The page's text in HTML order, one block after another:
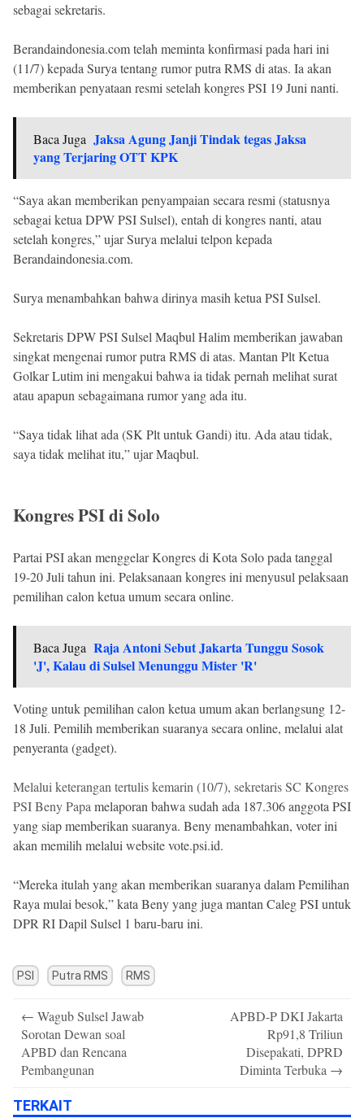
sebagai sekretaris.
Berandaindonesia.com telah meminta konfirmasi pada hari ini
(11/7) kepada Surya tentang rumor putra RMS di atas. Ia akan
memberikan penyataan resmi setelah kongres PSI 19 Juni nanti.
Baca Juga Jaksa Agung Janji Tindak tegas Jaksa
yang Terjaring OTT KPK
“Saya akan memberikan penyampaian secara resmi (statusnya
sebagai ketua DPW PSI Sulsel), entah di kongres nanti, atau
setelah kongres,” ujar Surya melalui telpon kepada
Berandaindonesia.com.
Surya menambahkan bahwa dirinya masih ketua PSI Sulsel.
Sekretaris DPW PSI Sulsel Maqbul Halim memberikan jawaban
singkat mengenai rumor putra RMS di atas. Mantan Plt Ketua
Golkar Lutim ini mengakui bahwa ia tidak pernah melihat surat
atau apapun sebagaimana rumor yang ada itu.
“Saya tidak lihat ada (SK Plt untuk Gandi) itu. Ada atau tidak,
saya tidak melihat itu,” ujar Maqbul.
Kongres PSI di Solo
Partai PSI akan menggelar Kongres di Kota Solo pada tanggal
19-20 Juli tahun ini. Pelaksanaan kongres ini menyusul pelaksaan
pemilihan calon ketua umum secara online.
Baca Juga Raja Antoni Sebut Jakarta Tunggu Sosok
'J', Kalau di Sulsel Menunggu Mister 'R'
Voting untuk pemilihan calon ketua umum akan berlangsung 12-
18 Juli. Pemilih memberikan suaranya secara online, melalui alat
penyeranta (gadget).
Melalui keterangan tertulis kemarin (10/7), sekretaris SC Kongres
PSI Beny Papa melaporan bahwa sudah ada 187.306 anggota PSI
yang siap memberikan suaranya. Beny menambahkan, voter ini
akan memilih melalui website vote.psi.id.
“Mereka itulah yang akan memberikan suaranya dalam Pemilihan
Raya mulai besok,” kata Beny yang juga mantan Caleg PSI untuk
DPR RI Dapil Sulsel 1 baru-baru ini.
PSI Putra RMS RMS
navigation
← Wagub Sulsel Jawab
Sorotan Dewan soal
APBD dan Rencana
Pembangunan
APBD-P DKI Jakarta
Rp91,8 Triliun
Disepakati, DPRD
Diminta Terbuka →
TERKAIT